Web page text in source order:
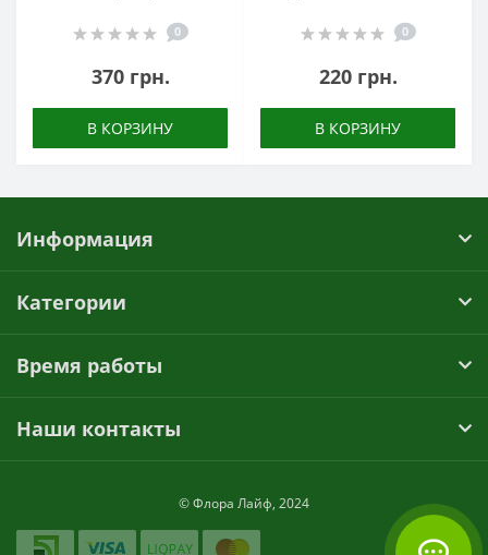
0
370 грн.
В КОРЗИНУ
0
220 грн.
В КОРЗИНУ
Информация
Категории
Время работы
Наши контакты
© Флора Лайф, 2024